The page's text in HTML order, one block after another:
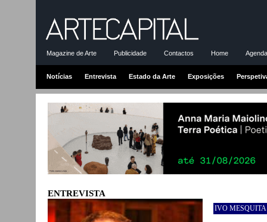
Magazine de Arte Publicidade Contactos Home
Notícias Entrevista Estado da Arte Exposições
ENTREVISTA
IVO MESQUITA